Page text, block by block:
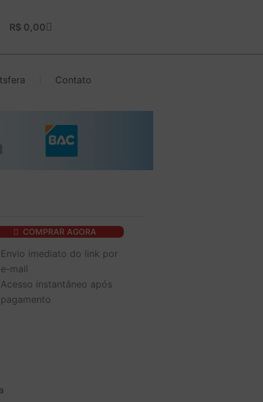
R$ 0,00Carrinho
Contato
COMPRAR AGORA
Envio imediato do link por
e-mail
Acesso instantâneo após
pagamento